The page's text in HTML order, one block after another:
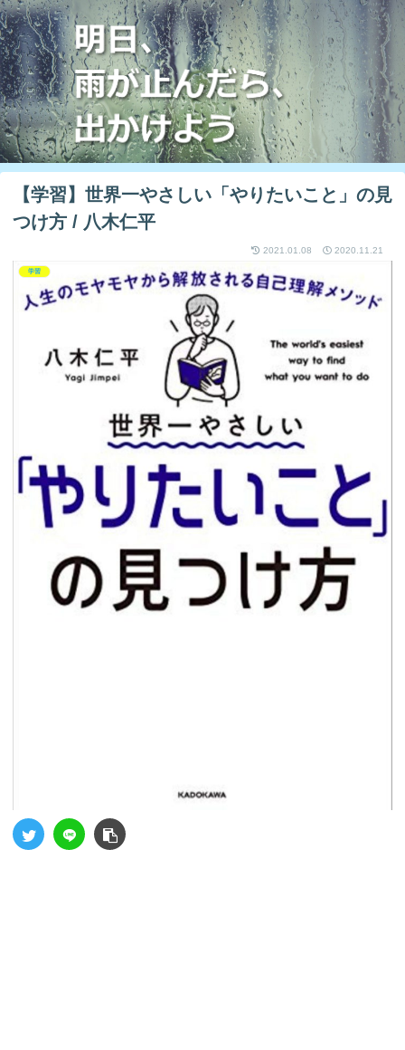
【学習】世界一やさしい「やりたいこと」の見
つけ方 / 八木仁平
2021.01.08 2020.11.21
学習